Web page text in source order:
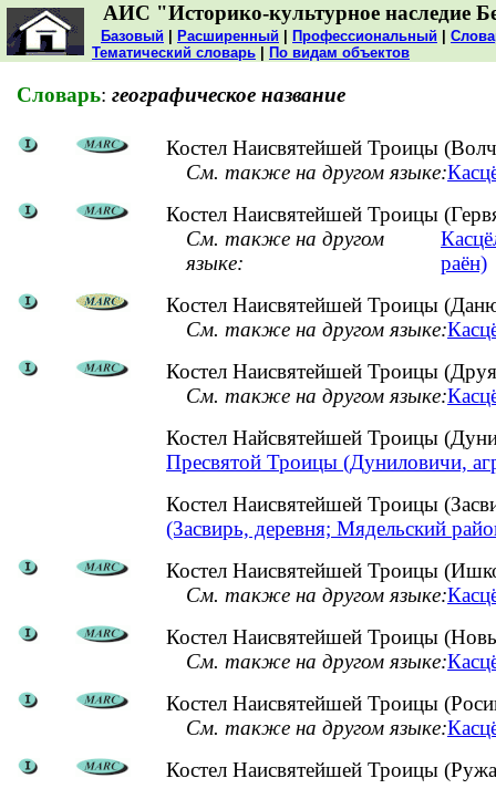
АИС "Историко-культурное наследие
Базовый Расширенный Профессиональный
Тематический словарь
По видам объектов
Словарь: географическое название
Костел Наисвятейшей Троицы
См. также на другом языке:
Костел Наисвятейшей Троицы
См. также на другом
языке:
раён)
Костел Наисвятейшей Троицы
См. также на другом языке:
Костел Наисвятейшей Троицы
См. также на другом языке:
Костел Найсвятейшей Троицы
Пресвятой Троицы (Дуниловичи,
Костел Наисвятейшей Троицы
(Засвирь, деревня; Мядельский
Костел Наисвятейшей Троицы
См. также на другом языке:
Костел Наисвятейшей Троицы
См. также на другом языке:
Костел Наисвятейшей Троицы
См. также на другом языке:
Костел Наисвятейшей Троицы